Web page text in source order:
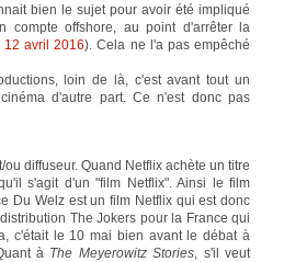
bien le sujet pour avoir été impliqué
compte offshore, au point d'arrêter la
12 avril 2016). Cela ne l'a pas empêché
loin de là, c'est avant tout un
d'autre part. Ce n'est donc pas
diffuseur. Quand Netflix achète un titre
s'agit d'un "film Netflix". Ainsi le film
Du Welz est un film Netflix qui est donc
The Jokers pour la France qui
c'était le 10 mai bien avant le débat à
à The Meyerowitz Stories, s'il veut